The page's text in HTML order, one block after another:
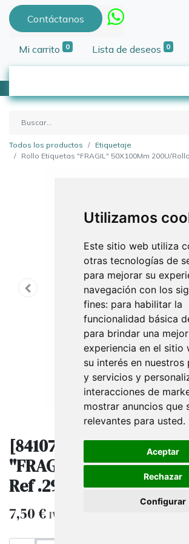
Utilizamos
Este sitio web utiliza
otras tecnologías de
para mejorar su
navegación con los
fines: para habilitar la
funcionalidad básica
para brindar una mejor
experiencia en el sitio
su interés en nuestros
y servicios y
interacciones de
mostrar anuncios que
relevantes para usted.
Aceptar
Rechazar
Configurar
Contáctanos
Mi carrito 0 Lista de deseos 0
Todos los productos
Etiquetaje
Rollo Etiquetas "FRAGIL" 50X100Mm 200U/
[8410782002963] Rollo
"FRAGIL" 50X100Mm
Ref .296
7,50€ IVA excluido